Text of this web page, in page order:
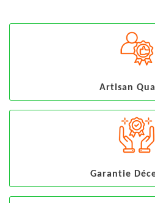
Artisan
Garantie